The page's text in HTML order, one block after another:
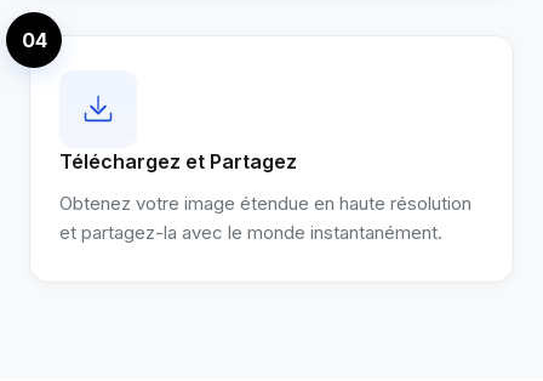
04
Téléchargez et Partagez
Obtenez votre image étendue en haute résolution
et partagez-la avec le monde instantanément.